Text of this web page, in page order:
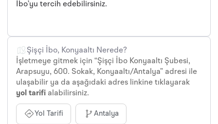
İbo’yu tercih edebilirsiniz.
Şişçi İbo, Konyaaltı Nerede?
İşletmeye gitmek için “Şişçi İbo Konyaaltı Şubesi,
Arapsuyu, 600. Sokak, Konyaaltı/Antalya” adresi ile
ulaşabilir ya da aşağıdaki adres linkine tıklayarak
yol tarifi alabilirsiniz.
Yol Tarifi Antalya